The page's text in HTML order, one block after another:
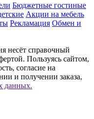
Бюджетные гостиные
Акции на мебель
Рекламация Обмен и
несёт справочный
Пользуясь сайтом,
согласие на
и получении заказа,
данных.